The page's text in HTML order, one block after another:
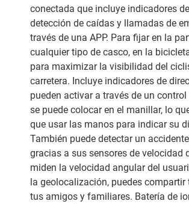
conectada que incluye indicadores
detección de caídas y llamadas de
través de una APP. Para fijar en la
cualquier tipo de casco, en la
para maximizar la visibilidad del
carretera. Incluye indicadores de
pueden activar a través de un
se puede colocar en el manillar, lo
que usar las manos para indicar su
También puede detectar un
gracias a sus sensores de velocidad
miden la velocidad angular del
la geolocalización, puedes compartir
tus amigos y familiares. Batería de